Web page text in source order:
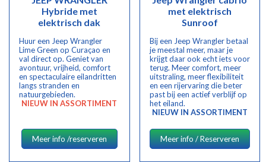
Hybride met
elektrisch dak
Huur een Jeep Wrangler
Lime Green op Curaçao en
val direct op. Geniet van
avontuur, vrijheid, comfort
en spectaculaire eilandritten
langs stranden en
natuurgebieden.
NIEUW IN ASSORTIMENT
Meer info /reserveren
met elektrisch
Sunroof
Bij een Jeep Wrangler betaal
je meestal meer, maar je
krijgt daar ook echt iets voor
terug. Meer comfort, meer
uitstraling, meer flexibiliteit
en een rijervaring die beter
past bij een actief verblijf op
het eiland.
NIEUW IN ASSORTIMENT
Meer info / Reserveren